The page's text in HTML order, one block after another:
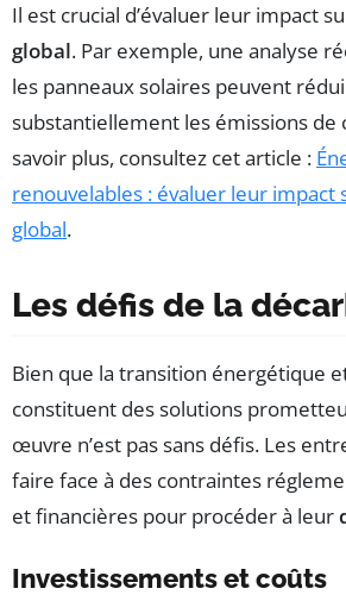
Il est crucial d’évaluer leur impact
global. Par exemple, une analyse
les panneaux solaires peuvent
substantiellement les émissions de
savoir plus, consultez cet article :
renouvelables : évaluer leur impact
global.
Les défis de la
Bien que la transition énergétique
constituent des solutions
œuvre n’est pas sans défis. Les
faire face à des contraintes
et financières pour procéder à leur
Investissements et coûts